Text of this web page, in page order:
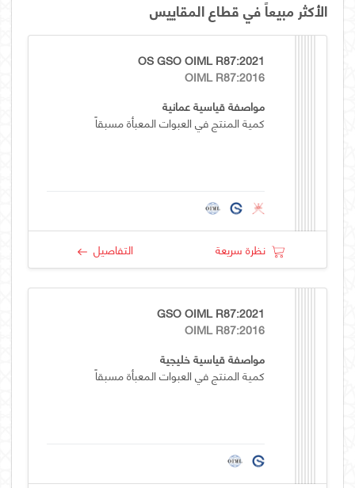
الأكثر مبيعاً في قطاع المقاييس
OS GSO OIML R87:2021
OIML R87:2016
مواصفة قياسية عمانية
كمية المنتج في العبوات المعبأة مسبقاً
نظرة سريعة التفاصيل
GSO OIML R87:2021
OIML R87:2016
مواصفة قياسية خليجية
كمية المنتج في العبوات المعبأة مسبقاً